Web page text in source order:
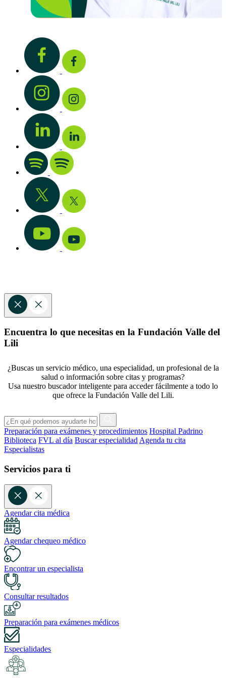
Encuentra lo que necesitas en la Fundación Valle del
Lili
¿Buscas un servicio médico, una especialidad, un profesional de la
salud o información sobre citas y programas?
Usa nuestro buscador inteligente para acceder fácilmente a todo lo
que ofrece la Fundación Valle del Lili.
Preparación para exámenes y procedimientos Hospital Padrino
Biblioteca FVL al día Buscar especialidad Agenda tu cita
Especialistas
Servicios para ti
Agendar cita médica
Agendar chequeo médico
Encontrar un especialista
Consultar resultados
Preparación para exámenes médicos
Especialidades